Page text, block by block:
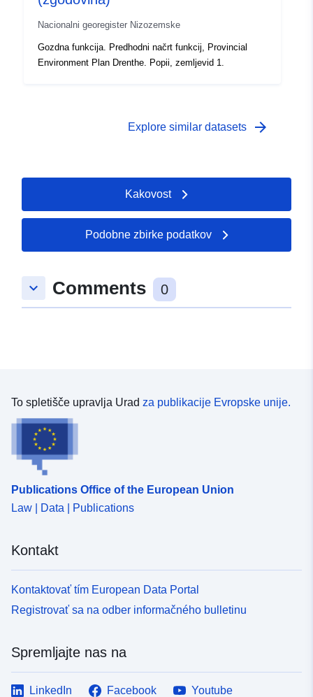
Nacionalni georegister Nizozemske
Gozdna funkcija. Predhodni načrt funkcij, Provincial
Environment Plan Drenthe. Popii, zemljevid 1.
Explore similar datasets arrow_forward
Kakovost
Podobne zbirke podatkov
keyboard_arrow_down Comments 0
To spletišče upravlja Urad za publikacije Evropske unije.
Publications Office of the European Union
Law | Data | Publications
Kontakt
Kontaktovať tím European Data Portal
Registrovať sa na odber informačného bulletinu
Spremljajte nas na
LinkedIn Facebook
Youtube